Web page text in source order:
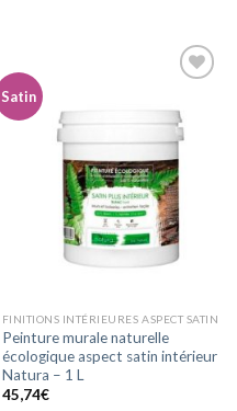
Satin
Ajouter
wishlist
FINITIONS INTÉRIEURES ASPECT SATIN
Peinture murale naturelle
écologique aspect satin intérieur
Natura – 1 L
45,74€